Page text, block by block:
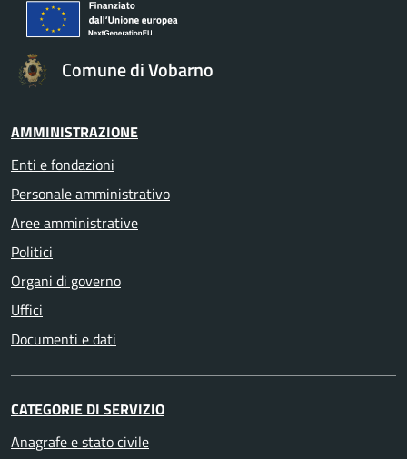
Comune di Vobarno
AMMINISTRAZIONE
Enti e fondazioni
Personale amministrativo
Aree amministrative
Politici
Organi di governo
Uffici
Documenti e dati
CATEGORIE DI SERVIZIO
Anagrafe e stato civile